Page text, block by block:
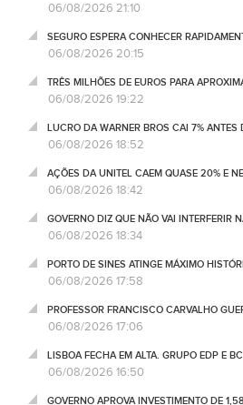
06/08/2026 21:10
SEGURO ESPERA CONHECER
06/08/2026 20:15
TRÊS MILHÕES DE EUROS PARA
06/08/2026 19:22
LUCRO DA WARNER BROS CAI 7%
06/08/2026 18:52
AÇÕES DA UNITEL CAEM QUASE 20% E
06/08/2026 18:42
GOVERNO DIZ QUE NÃO VAI INTERFERIR
06/08/2026 18:34
PORTO DE SINES ATINGE MÁXIMO
06/08/2026 17:58
PROFESSOR FRANCISCO CARVALHO
06/08/2026 17:06
LISBOA FECHA EM ALTA. GRUPO EDP E
06/08/2026 16:50
GOVERNO APROVA INVESTIMENTO DE